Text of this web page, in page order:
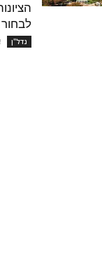
נדל''ן